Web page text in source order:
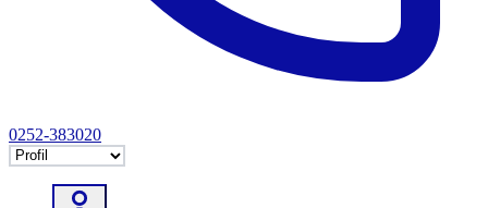
0252-383020
Selectează tab